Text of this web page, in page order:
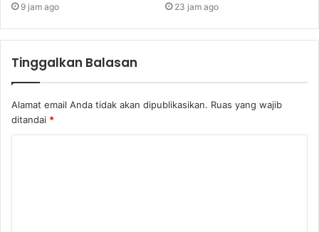
9 jam ago 23 jam ago
Tinggalkan Balasan
Alamat email Anda tidak akan dipublikasikan. Ruas yang wajib
ditandai *